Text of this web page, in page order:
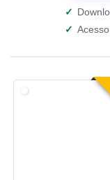
✓
✓